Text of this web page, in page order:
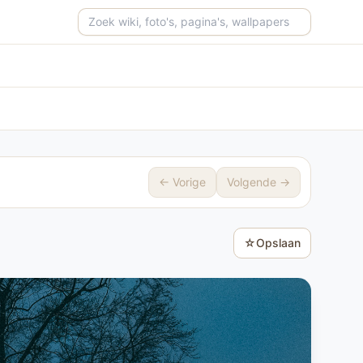
Zoeken op de site
← Vorige Volgende →
☆Opslaan